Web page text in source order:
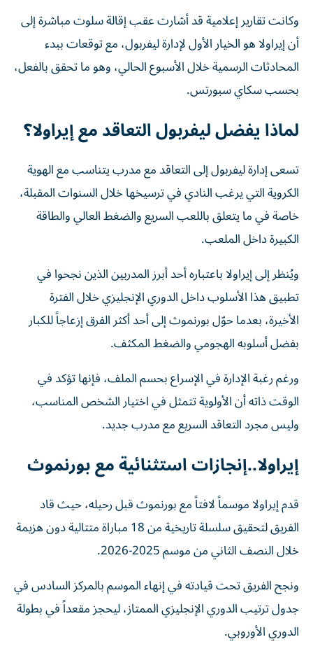
وكانت تقارير إعلامية قد أشارت عقب إقالة سلوت مباشرة إلى
أن إيراولا هو الخيار الأول لإدارة ليفربول، مع توقعات ببدء
المحادثات الرسمية خلال الأسبوع الحالي، وهو ما تحقق بالفعل،
بحسب سكاي سبورتس.
لماذا يفضل ليفربول التعاقد مع إيراولا؟
تسعى إدارة ليفربول إلى التعاقد مع مدرب يتناسب مع الهوية
الكروية التي يرغب النادي في ترسيخها خلال السنوات المقبلة،
خاصة في ما يتعلق باللعب السريع والضغط العالي والطاقة
الكبيرة داخل الملعب.
ويُنظر إلى إيراولا باعتباره أحد أبرز المدربين الذين نجحوا في
تطبيق هذا الأسلوب داخل الدوري الإنجليزي خلال الفترة
الأخيرة، بعدما حوّل بورنموث إلى أحد أكثر الفرق إزعاجاً للكبار
بفضل أسلوبه الهجومي والضغط المكثف.
ورغم رغبة الإدارة في الإسراع بحسم الملف، فإنها تؤكد في
الوقت ذاته أن الأولوية تتمثل في اختيار الشخص المناسب،
وليس مجرد التعاقد السريع مع مدرب جديد.
إيراولا..إنجازات استثنائية مع بورنموث
قدم إيراولا موسماً لافتاً مع بورنموث قبل رحيله، حيث قاد
الفريق لتحقيق سلسلة تاريخية من 18 مباراة متتالية دون هزيمة
خلال النصف الثاني من موسم 2025-2026.
ونجح الفريق تحت قيادته في إنهاء الموسم بالمركز السادس في
جدول ترتيب الدوري الإنجليزي الممتاز، ليحجز مقعداً في بطولة
الدوري الأوروبي.